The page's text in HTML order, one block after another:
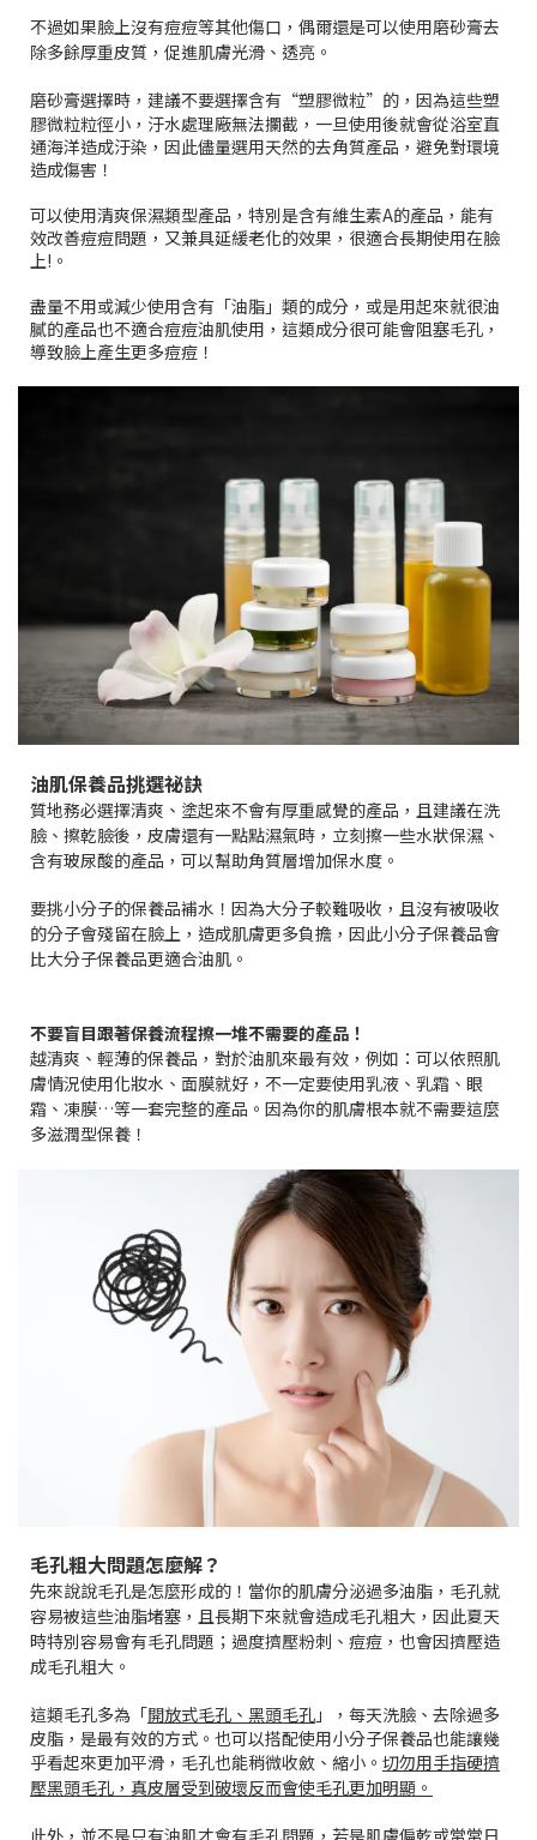
不過如果臉上沒有痘痘等其他傷口，偶爾還是可以使用磨砂膏去
除多餘厚重皮質，促進肌膚光滑、透亮。
磨砂膏選擇時， 建議不要選擇含有“塑膠微粒”的，因為這些塑
膠微粒粒徑小，汙水處理廠無法攔截，一旦使用後就會從浴室直
通海洋造成汙染，因此儘量選用天然的去角質產品，避免對環境
造成傷害！
可以使用清爽保濕類型產品，特別是含有維生素A的產品，能有
效改善痘痘問題，又兼具延緩老化的效果，很適合長期使用在臉
上!。
盡量不用或減少使用含有「油脂」類的成分，或是用起來就很油
膩的產品也不適合痘痘油肌使用，這類成分很可能會阻塞毛孔，
導致臉上產生更多痘痘！
油肌保養品挑選祕訣
質地務必選擇清爽、塗起來不會有厚重感覺的產品，且建議在洗
臉、擦乾臉後，皮膚還有一點點濕氣時，立刻擦一些水狀保濕、
含有玻尿酸的產品，可以幫助角質層增加保水度。
要挑小分子的保養品補水！因為大分子較難吸收，且沒有被吸收
的分子會殘留在臉上，造成肌膚更多負擔，因此小分子保養品會
比大分子保養品更適合油肌。
不要盲目跟著保養流程擦一堆不需要的產品！
越清爽、輕薄的保養品，對於油肌來最有效，例如：可以依照肌
膚情況使用化妝水、面膜就好，不一定要使用乳液、乳霜、眼
霜、凍膜…等一套完整的產品。因為你的肌膚根本就不需要這麼
多滋潤型保養！
毛孔粗大問題怎麼解？
先來說說毛孔是怎麼形成的！當你的肌膚分泌過多油脂，毛孔就
容易被這些油脂堵塞，且長期下來就會造成毛孔粗大，因此夏天
時特別容易會有毛孔問題；過度擠壓粉刺、痘痘，也會因擠壓造
成毛孔粗大。
這類毛孔多為「開放式毛孔、黑頭毛孔 」，每天洗臉、去除過多
皮脂，是最有效的方式。也可以搭配使用小分子保養品也能讓幾
乎看起來更加平滑，毛孔也能稍微收斂、縮小。 切勿用手指硬擠
壓黑頭毛孔，真皮層受到破壞反而會使毛孔更加明顯。